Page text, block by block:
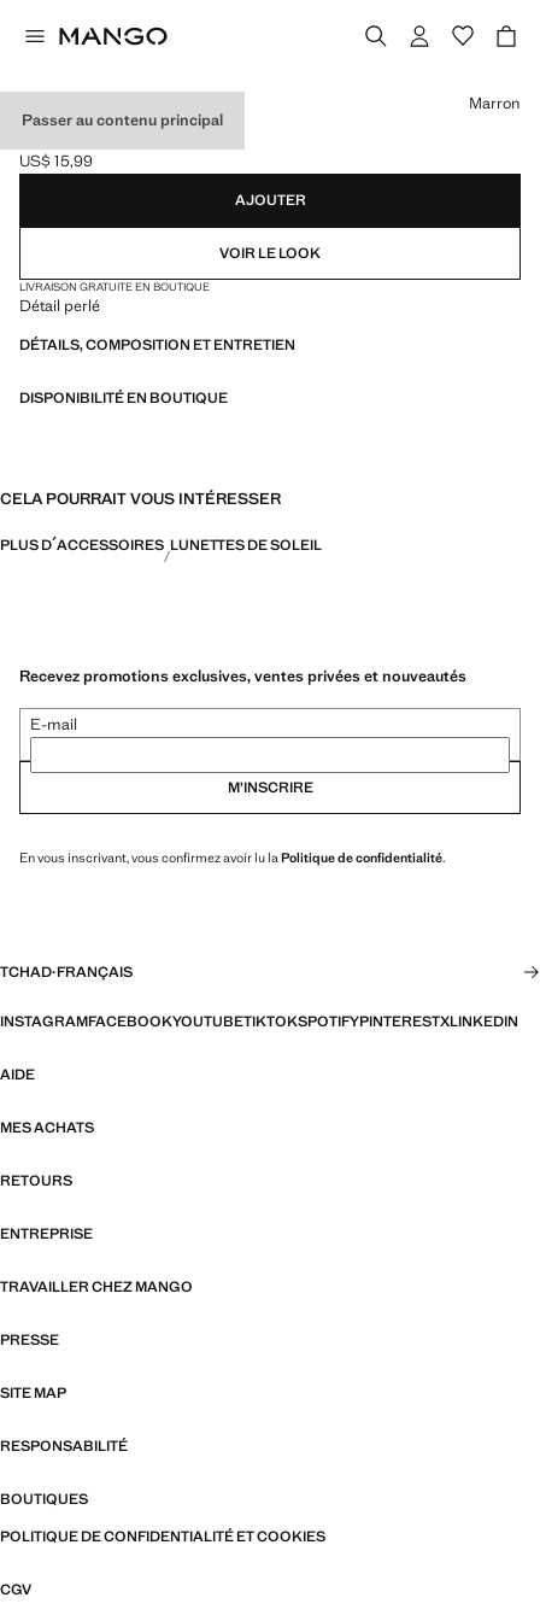
Passer au contenu principal
CORDON À LUNETTES
Prix actuel [US$ 15,99 ]
US$ 15,99
Choisissez une couleur
Marron
AJOUTER
VOIR LE LOOK
LIVRAISON GRATUITE EN BOUTIQUE
Détail perlé
DÉTAILS, COMPOSITION ET ENTRETIEN
DISPONIBILITÉ EN BOUTIQUE
CELA POURRAIT VOUS INTÉRESSER
PLUS D´ACCESSOIRES LUNETTES DE SOLEIL
Recevez promotions exclusives, ventes privées et nouveautés
E-mail
M’INSCRIRE
En vous inscrivant, vous confirmez avoir lu la Politique de confidentialité.
TCHAD·FRANÇAIS
INSTAGRAMFACEBOOKYOUTUBETIKTOKSPOTIFYPINTERESTXLINKEDIN
AIDE
MES ACHATS
RETOURS
ENTREPRISE
TRAVAILLER CHEZ MANGO
PRESSE
SITE MAP
RESPONSABILITÉ
BOUTIQUES
POLITIQUE DE CONFIDENTIALITÉ ET COOKIES
CGV